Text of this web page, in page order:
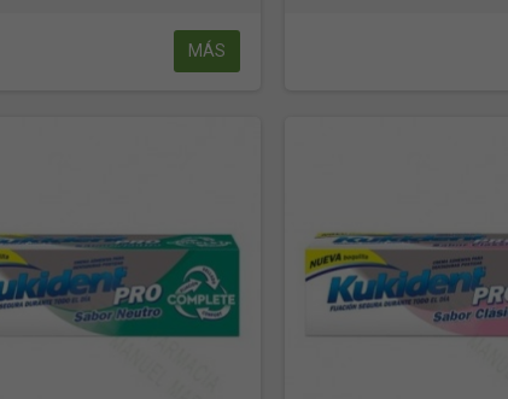
MÁS